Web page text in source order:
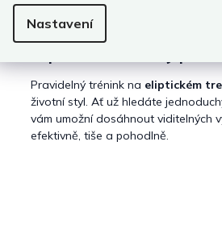
Nastavení
📊Tréninkové funkce
jako
🛡️Stabilita konstrukce pro
Pravidelný trénink na eliptickém
životní styl. Ať už hledáte
vám umožní dosáhnout viditelných
efektivně, tiše a pohodlně.